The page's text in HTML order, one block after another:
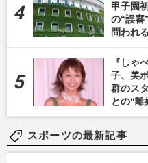
甲子園
の“誤審
問われ
『しゃ
子、美
群のス
との“離
スポーツの最新記事